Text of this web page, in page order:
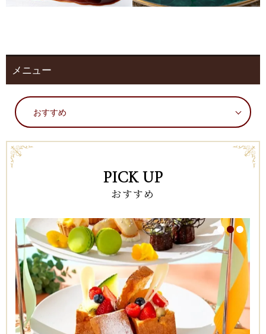
メニュー
PICK UP
おすすめ
1 2